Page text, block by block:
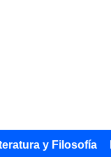
y Filosofía